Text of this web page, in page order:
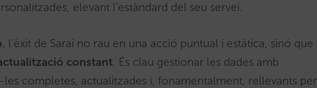
elevant l’estàndard del seu servei.
, l’èxit de Sarai no rau en una acció puntual i estàtica, sinó que
constant. És clau gestionar les dades amb
completes, actualitzades i, fonamentalment, rellevants per